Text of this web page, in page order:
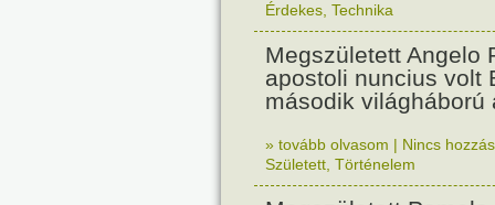
Érdekes Technika
Megszületett Angelo
apostoli nuncius volt
második világháború
» tovább olvasom | Nincs
Született Történelem